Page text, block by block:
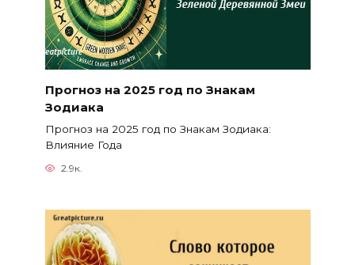
Прогноз на 2025 год по Знакам
Зодиака
Прогноз на 2025 год по Знакам Зодиака:
Влияние Года
2.9к.